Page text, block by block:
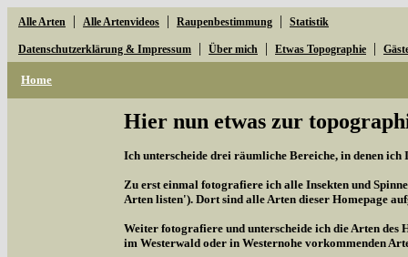
Alle Arten | Alle Artenvideos | Raupenbestimmung | Statistik
Datenschutzerklärung & Impressum | Über mich | Etwas Topographie |
Home
Hier nun etwas zur
Ich unterscheide drei räumliche Bereiche, in denen ich
Zu erst einmal fotografiere ich alle Insekten und
Arten listen'). Dort sind alle Arten dieser Homepage
Weiter fotografiere und unterscheide ich die Arten des
im Westerwald oder in Westernohe vorkommenden